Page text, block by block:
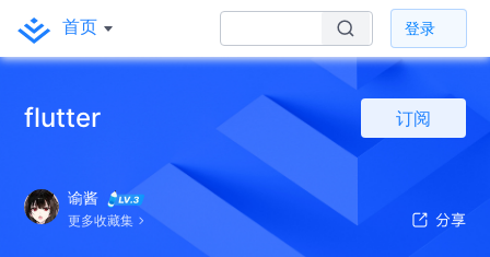
首页 登录
flutter 订阅
谕酱
更多收藏集